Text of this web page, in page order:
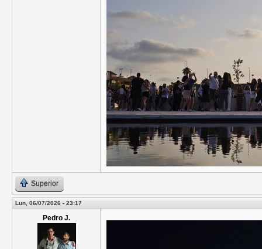
Superior
Lun, 06/07/2026 - 23:17
Pedro J.